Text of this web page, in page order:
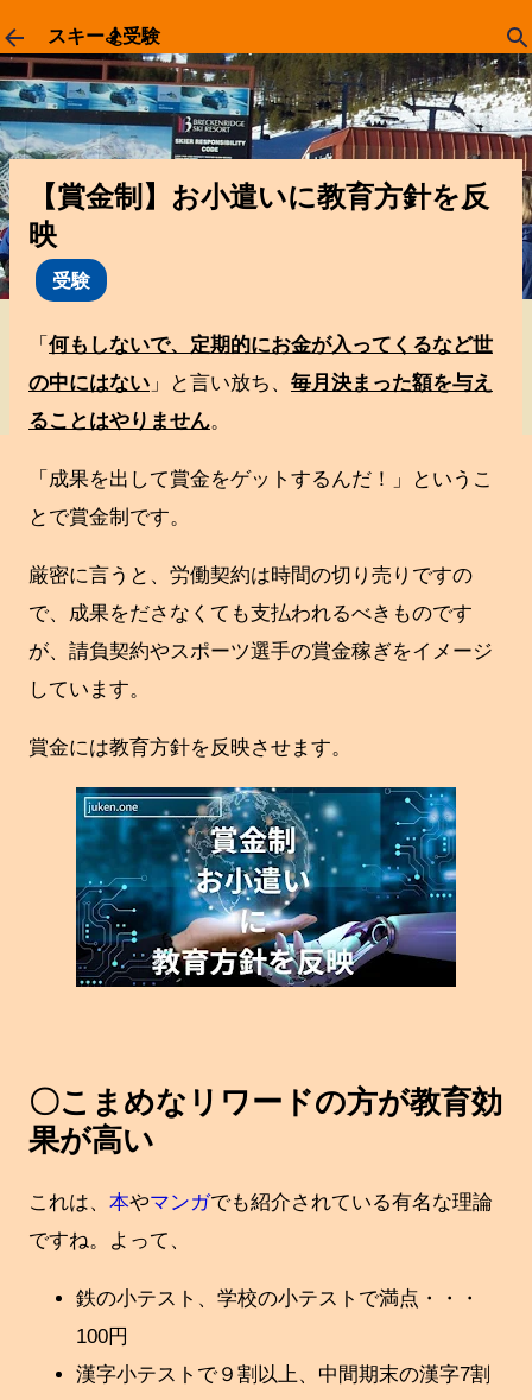
スキップしてメイン コンテンツに移動
スキー🏂受験
【賞金制】お小遣いに教育方針を反
映
受験
「 何もしないで、定期的にお金が入ってくるなど世
の中にはない 」と言い放ち、 毎月決まった額を与え
ることはやりません。
「成果を出して賞金をゲットするんだ！」というこ
とで賞金制です。
厳密に言うと、労働契約は時間の切り売りですの
で、成果をださなくても支払われるべきものです
が、請負契約やスポーツ選手の賞金稼ぎをイメージ
しています。
賞金には教育方針を反映させます。
〇こまめなリワードの方が教育効
果が高い
これは、 本やマンガでも紹介されている有名な理論
ですね。よって、
鉄の小テスト、学校の小テストで満点・・・
100円
漢字小テストで９割以上、中間期末の漢字7割